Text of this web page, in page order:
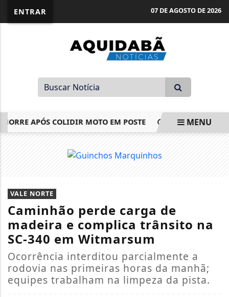
ENTRAR 07 DE AGOSTO DE 2026
APÓS COLIDIR MOTO EM POSTE MOTORISTA
MENU
VALE NORTE
Caminhão perde carga de
madeira e complica trânsito na
SC-340 em Witmarsum
Ocorrência interditou parcialmente a
rodovia nas primeiras horas da manhã;
equipes trabalham na limpeza da pista.